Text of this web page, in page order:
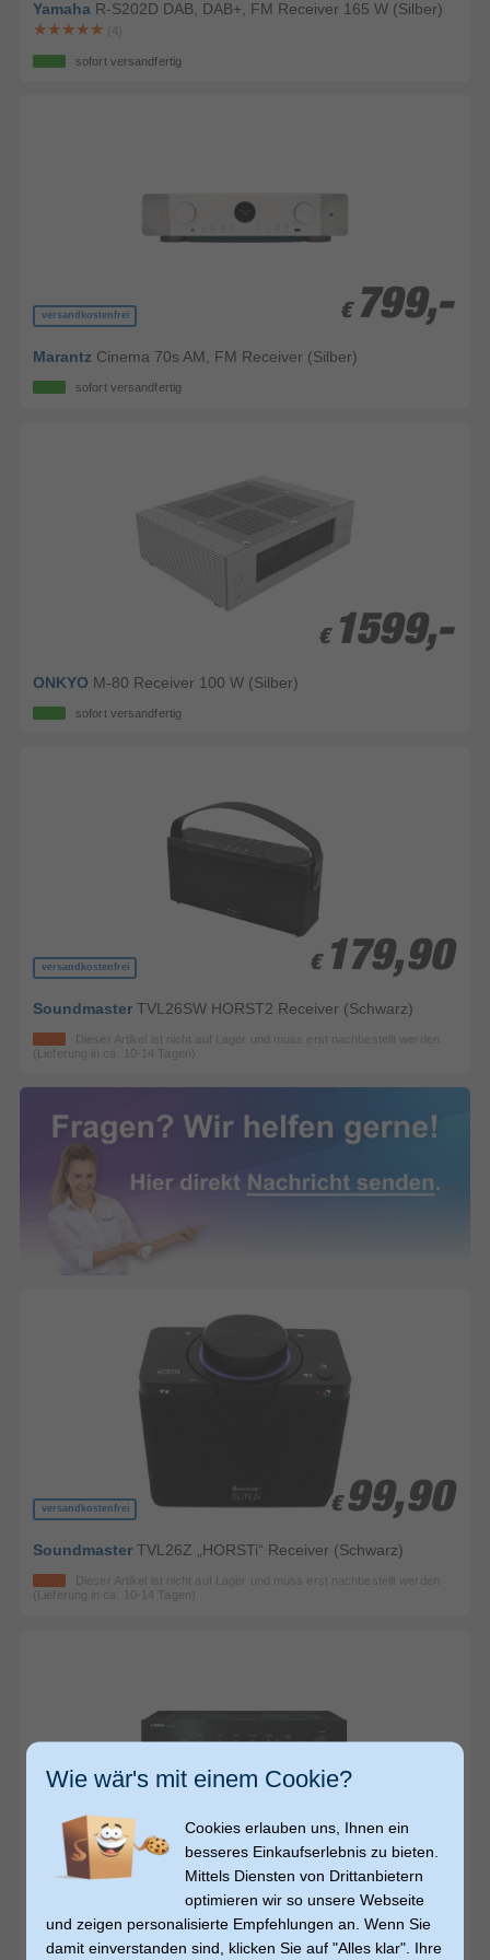
Yamaha R-S202D DAB, DAB+, FM Receiver 165 W (Silber)
(4)
sofort versandfertig
versandkostenfrei € 799,-
€ 799,-
Marantz Cinema 70s AM, FM Receiver (Silber)
sofort versandfertig
€ 1599,-
€ 1599,-
ONKYO M-80 Receiver 100 W (Silber)
sofort versandfertig
versandkostenfrei € 179,90
€ 179,90
Soundmaster TVL26SW HORST2 Receiver (Schwarz)
Dieser Artikel ist nicht auf Lager und muss erst nachbestellt werden
(Lieferung in ca. 10-14 Tagen)
versandkostenfrei € 99,90
€ 99,90
Soundmaster TVL26Z „HORSTi“ Receiver (Schwarz)
Dieser Artikel ist nicht auf Lager und muss erst nachbestellt werden
(Lieferung in ca. 10-14 Tagen)
€ 1386,-
€ 1386,-
Dieser Artikel ist nicht auf Lager und muss erst nachbestellt werden
(Lieferung in ca. 10-14 Tagen)
Wie wär's mit einem Cookie?
Cookies erlauben uns, Ihnen ein
besseres Einkaufserlebnis zu bieten.
Mittels Diensten von Drittanbietern
optimieren wir so unsere Webseite
und zeigen personalisierte Empfehlungen an. Wenn Sie
damit einverstanden sind, klicken Sie auf "Alles klar". Ihre